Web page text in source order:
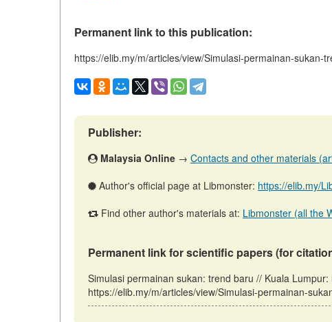
Permanent link to this publication:
https://elib.my/m/articles/view/Simulasi-permainan-sukan-
Publisher:
Malaysia Online → Contacts and other materials
Author's official page at Libmonster: https://elib.my/
Find other author's materials at: Libmonster (all the
Permanent link for scientific papers (for
Simulasi permainan sukan: trend baru // Kuala
https://elib.my/m/articles/view/Simulasi-permainan-